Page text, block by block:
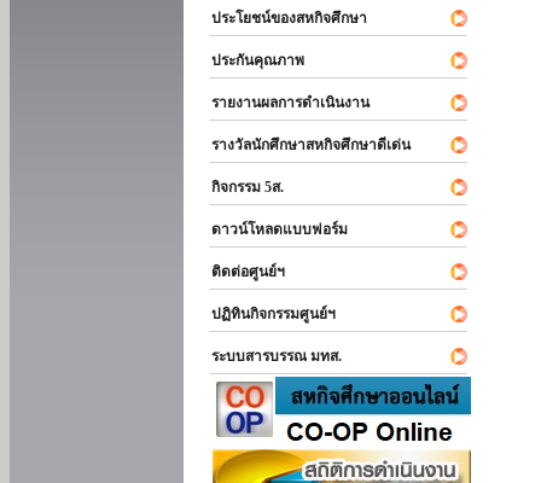
ประโยชน์ของสหกิจศึกษา
ประกันคุณภาพ
รายงานผลการดำเนินงาน
รางวัลนักศึกษาสหกิจศึกษาดีเด่น
กิจกรรม 5ส.
ดาวน์โหลดแบบฟอร์ม
ติดต่อศูนย์ฯ
ปฏิทินกิจกรรมศูนย์ฯ
ระบบสารบรรณ มทส.